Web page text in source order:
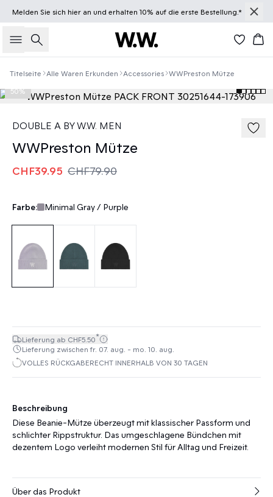
Melden Sie sich hieran und erhalten 10% auf die erste Bestellung.*
Suche
Titelseite Alle Waren Erkunden Accessories WWPreston Mütze
50%
DOUBLE A BY W.W. MEN
WWPreston Mütze
CHF39.95 CHF79.90
Farbe: Minimal Gray / Purple
Lieferung ab CHF5.50*
Lieferung zwischen fr. 07. aug. - mo. 10. aug.
VOLLES RÜCKGABERECHT INNERHALB VON 30 TAGEN
Beschreibung
Diese Beanie-Mütze überzeugt mit klassischer Passform und
schlichter Rippstruktur. Das umgeschlagene Bündchen mit
dezentem Logo verleiht modernen Stil für Alltag und Freizeit.
Über das Produkt